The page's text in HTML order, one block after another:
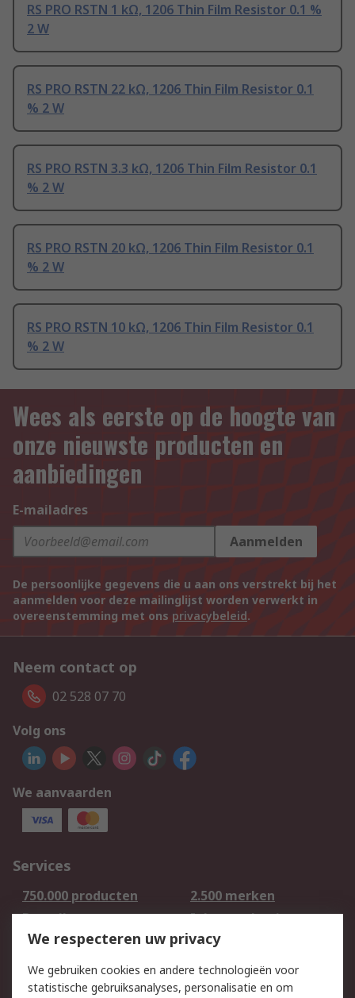
RS PRO RSTN 1 kΩ, 1206 Thin Film Resistor 0.1 %
2 W
RS PRO RSTN 22 kΩ, 1206 Thin Film Resistor 0.1
% 2 W
RS PRO RSTN 3.3 kΩ, 1206 Thin Film Resistor 0.1
% 2 W
RS PRO RSTN 20 kΩ, 1206 Thin Film Resistor 0.1
% 2 W
RS PRO RSTN 10 kΩ, 1206 Thin Film Resistor 0.1
% 2 W
Wees als eerste op de hoogte van
onze nieuwste producten en
aanbiedingen
E-mailadres
Aanmelden
De persoonlijke gegevens die u aan ons verstrekt bij het
aanmelden voor deze mailinglijst worden verwerkt in
overeenstemming met ons privacybeleid.
Neem contact op
02 528 07 70
Volg ons
We aanvaarden
Services
750.000 producten
2.500 merken
Bestellen
Inkoopoplossingen
Retouren
Technisch advies
Track & Trace
We respecteren uw privacy
We gebruiken cookies en andere technologieën voor
statistische gebruiksanalyses, personalisatie en om